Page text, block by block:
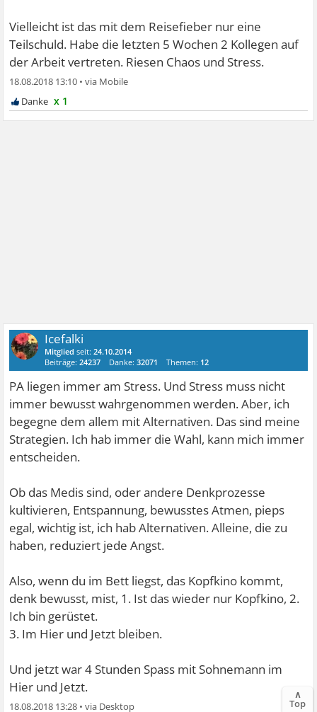
Vielleicht ist das mit dem Reisefieber nur eine
Teilschuld. Habe die letzten 5 Wochen 2 Kollegen auf
der Arbeit vertreten. Riesen Chaos und Stress.
18.08.2018 13:10 •
x 1
Icefalki
Mitglied seit:24.10.2014
Beiträge:24237 Danke:32071 Themen: 12
PA liegen immer am Stress. Und Stress muss nicht
immer bewusst wahrgenommen werden. Aber, ich
begegne dem allem mit Alternativen. Das sind meine
Strategien. Ich hab immer die Wahl, kann mich immer
entscheiden.
Ob das Medis sind, oder andere Denkprozesse
kultivieren, Entspannung, bewusstes Atmen, pieps
egal, wichtig ist, ich hab Alternativen. Alleine, die zu
haben, reduziert jede Angst.
Also, wenn du im Bett liegst, das Kopfkino kommt,
denk bewusst, mist, 1. Ist das wieder nur Kopfkino, 2.
Ich bin gerüstet.
3. Im Hier und Jetzt bleiben.
Und jetzt war 4 Stunden Spass mit Sohnemann im
Hier und Jetzt.
18.08.2018 13:28 •
∧
Top